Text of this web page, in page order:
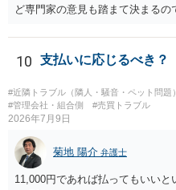
ど専門家の意見も踏まて決まる
否すればよいだけです。ご参考に
10 支払いに応じるべき？
#近隣トラブル（隣人・騒音・ペット問題）
#管理会社・組合側
#売買トラブル
2026年7月9日
菊地 陽介 弁護士
11,000円であれば払ってもいい